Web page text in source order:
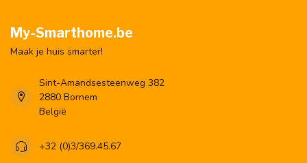
My-Smarthome.be
Maak je huis smarter!
Sint-Amandsesteenweg 382
2880 Bornem
België
+32 (0)3/369.45.67